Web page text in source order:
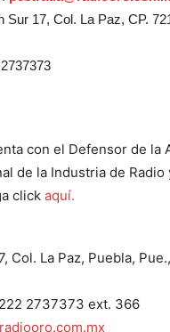
Sur 17, Col. La Paz, CP.
con el Defensor de la
de la Industria de
click aquí.
Col. La Paz, Puebla,
2737373 ext. 366